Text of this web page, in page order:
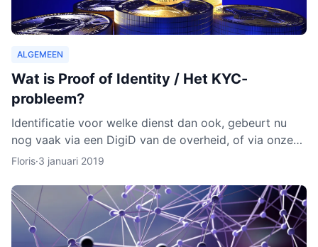
ALGEMEEN
Wat is Proof of Identity / Het KYC-
probleem?
Identificatie voor welke dienst dan ook, gebeurt nu
nog vaak via een DigiD van de overheid, of via onze
identiteitskaart. In sommige gevallen moeten we zelfs
Floris·3 januari 2019